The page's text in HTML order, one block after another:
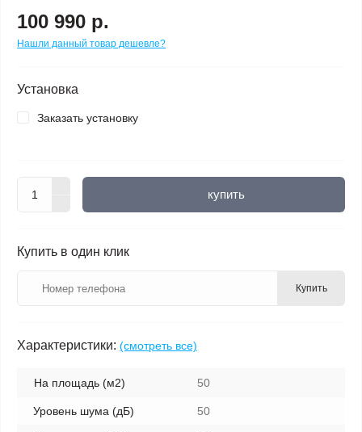
100 990 р.
Нашли данный товар дешевле?
Установка
Заказать установку
купить
Купить в один клик
Купить
Характеристики: (смотреть все)
На площадь (м2) 50
Уровень шума (дБ) 50